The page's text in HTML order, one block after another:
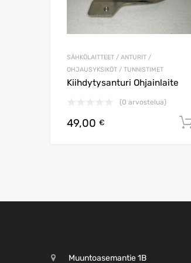
SÄHKÖLAITTEET / ANTURIT /
OHJAUSYKSIKÖT / TUNNISTIMET
Kiihdytysanturi Ohjainlaite
(0 arvostelua)
49,00 €
Muuntoasemantie 1B